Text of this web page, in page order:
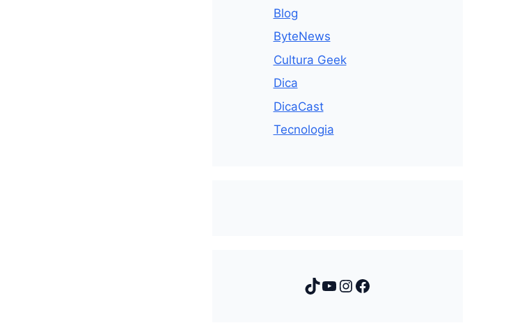
Blog
ByteNews
Cultura Geek
Dica
DicaCast
Tecnologia
TikTok
Youtube
Instagram
Facebook